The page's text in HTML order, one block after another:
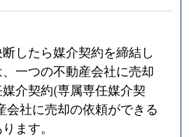
したら媒介契約を締結し
一つの不動産会社に売却
介契約(専属専任媒介契
会社に売却の依頼ができる
ます。